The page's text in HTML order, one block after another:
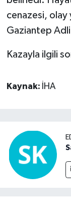
cenazesi, olay
Gaziantep Adli
Kazayla ilgili
Kaynak: İHA